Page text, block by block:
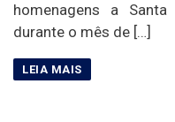
homenagens a
durante o mês de […]